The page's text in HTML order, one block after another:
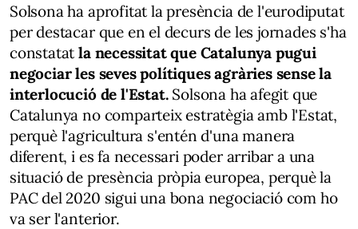
Solsona ha aprofitat la presència de l'eurodiputat
per destacar que en el decurs de les jornades s'ha
constatatla necessitat que Catalunya pugui
negociar les seves polítiques agràries sense la
interlocució de l'Estat.Solsona ha afegit que
Catalunya no comparteix estratègia amb l'Estat,
perquè l'agricultura s'entén d'una manera
diferent, i es fa necessari poder arribar a una
situació de presència pròpia europea, perquè la
PAC del 2020 sigui una bona negociació com ho
va ser l'anterior.